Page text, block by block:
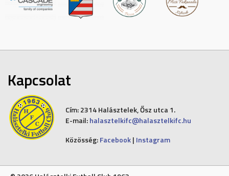
Kapcsolat
Cím:2314 Halásztelek, Ősz utca 1.
E-mail: halasztelkifc@halasztelkifc.hu
Közösség: Facebook| Instagram